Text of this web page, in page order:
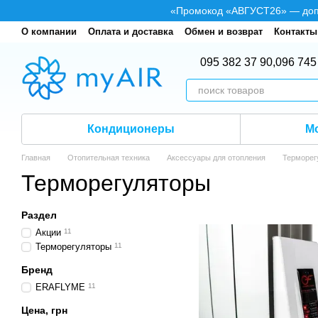
«Промокод «АВГУСТ26» —
О компании Оплата и доставка Обмен и возврат Контакты
095 382 37 90,096
Кондиционеры
Главная Отопительная техника Аксессуары для отопления
Терморегуляторы
Раздел
Акции 11
Терморегуляторы 11
Бренд
ERAFLYME 11
Цена, грн